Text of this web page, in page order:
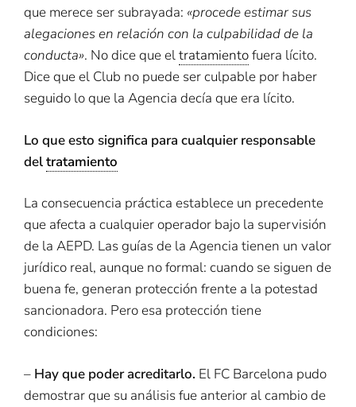
que merece ser subrayada: «procede estimar sus
alegaciones en relación con la culpabilidad de la
conducta». No dice que eltratamientofuera lícito.
Dice que el Club no puede ser culpable por haber
seguido lo que la Agencia decía que era lícito.
Lo que esto significa para cualquier responsable
deltratamiento
La consecuencia práctica establece un precedente
que afecta a cualquier operador bajo la supervisión
de la AEPD. Las guías de la Agencia tienen un valor
jurídico real, aunque no formal: cuando se siguen de
buena fe, generan protección frente a la potestad
sancionadora. Pero esa protección tiene
condiciones:
– Hay que poder acreditarlo. El FC Barcelona pudo
demostrar que su análisis fue anterior al cambio de